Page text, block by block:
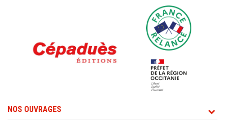
NOS OUVRAGES